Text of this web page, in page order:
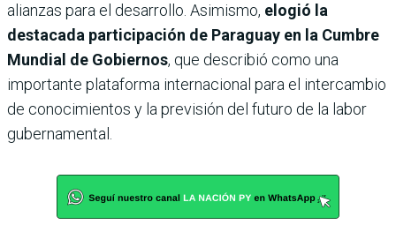
alianzas para el desarrollo. Asimismo, elogió la
destacada participación de Paraguay en la Cumbre
Mundial de Gobiernos, que describió como una
importante plataforma internacional para el intercambio
de conocimientos y la previsión del futuro de la labor
gubernamental.